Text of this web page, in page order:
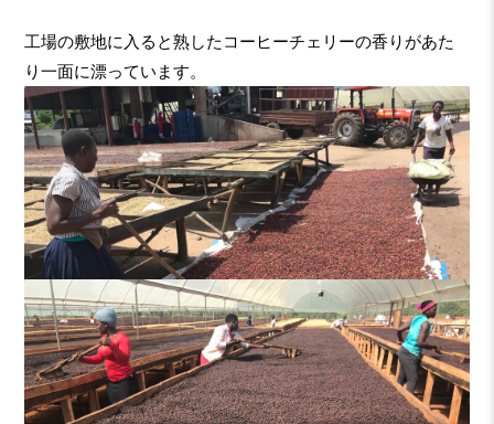
工場の敷地に入ると熟したコーヒーチェリーの香りがあた
り一面に漂っています。